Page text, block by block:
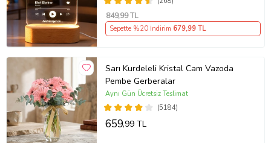
849,99 TL
Sepette %20 İndirim 679,99 TL
Sarı Kurdeleli Kristal Cam Vazoda
Pembe Gerberalar
(5184)
Aynı Gün Ücretsiz Teslimat
659,99 TL